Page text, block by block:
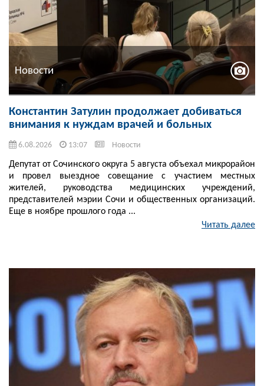
Новости
Константин Затулин продолжает добиваться
внимания к нуждам врачей и больных
6.08.2026 13:07 Новости
Депутат от Сочинского округа 5 августа объехал микрорайон
и провел выездное совещание с участием местных
жителей, руководства медицинских учреждений,
представителей мэрии Сочи и общественных организаций.
Еще в ноябре прошлого года ...
Читать далее